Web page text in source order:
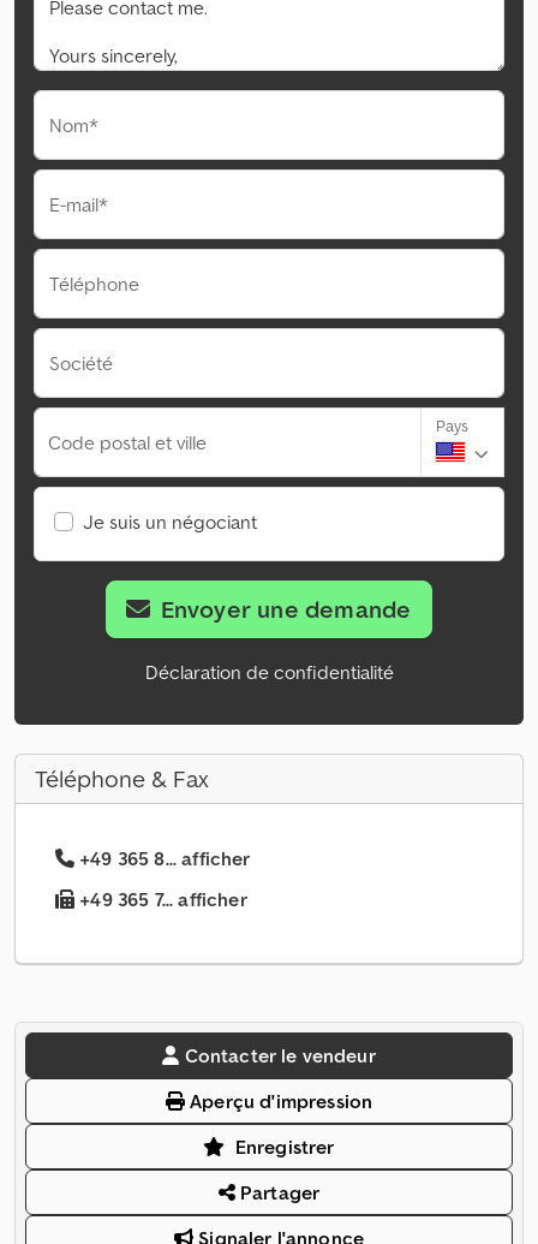
Nom*
E-mail*
Téléphone
Société
Code postal et ville
Pays
Je suis un négociant
Envoyer une demande
Déclaration de confidentialité
Téléphone & Fax
+49 365 8... afficher
+49 365 7... afficher
Contacter le vendeur
Aperçu d'impression
Enregistrer
Partager
Signaler l'annonce